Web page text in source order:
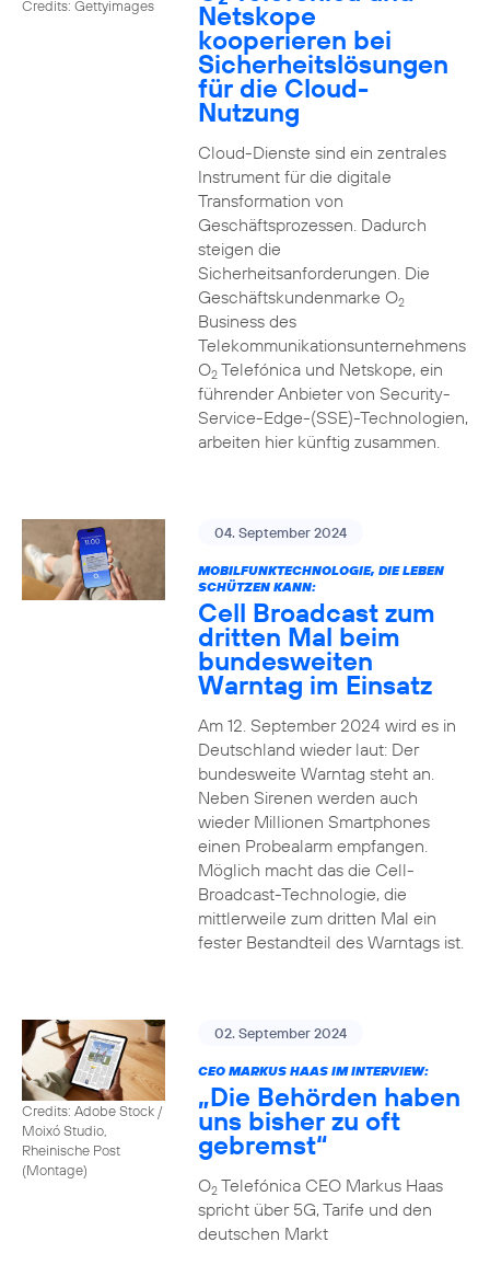
Credits: Gettyimages Netskope
kooperieren bei
Sicherheitslösungen
für die Cloud-
Nutzung
Cloud-Dienste sind ein zentrales
Instrument für die digitale
Transformation von
Geschäftsprozessen. Dadurch
steigen die
Sicherheitsanforderungen. Die
Geschäftskundenmarke O2
Business des
Telekommunikationsunternehmens
O2Telefónica und Netskope, ein
führender Anbieter von Security-
Service-Edge-(SSE)-Technologien,
arbeiten hier künftig zusammen.
04. September 2024
MOBILFUNKTECHNOLOGIE, DIE LEBEN
SCHÜTZEN KANN:
Cell Broadcast zum
dritten Mal beim
bundesweiten
Warntag im Einsatz
Am 12. September 2024 wird es in
Deutschland wieder laut: Der
bundesweite Warntag steht an.
Neben Sirenen werden auch
wieder Millionen Smartphones
einen Probealarm empfangen.
Möglich macht das die Cell-
Broadcast-Technologie, die
mittlerweile zum dritten Mal ein
fester Bestandteil des Warntags ist.
Credits: Adobe Stock /
Moixó Studio,
Rheinische Post
(Montage)
02. September 2024
CEO MARKUS HAAS IM INTERVIEW:
„Die Behörden haben
uns bisher zu oft
gebremst“
O2Telefónica CEO Markus Haas
spricht über 5G, Tarife und den
deutschen Markt